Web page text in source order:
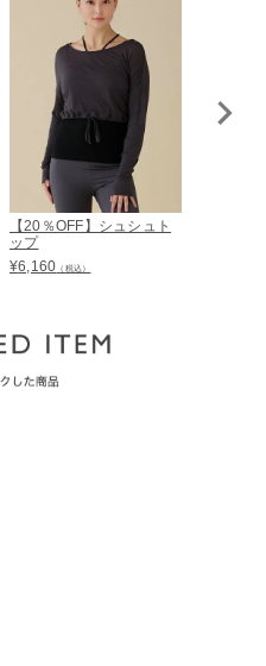
【20％OFF】シュシュト
ップ
¥6,160 （税込）